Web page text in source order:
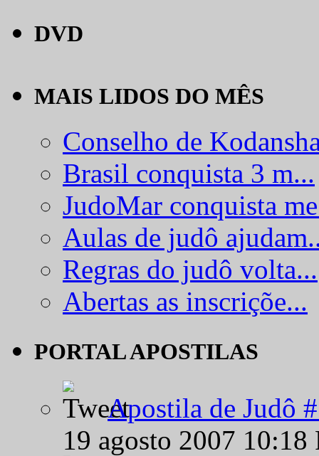
DVD
MAIS LIDOS DO MÊS
Conselho de
Brasil conquista 3 m...
JudoMar conquista
Aulas de judô
Regras do judô volta...
Abertas as inscriçõe...
PORTAL APOSTILAS
Apostila de Judô
19 agosto 2007